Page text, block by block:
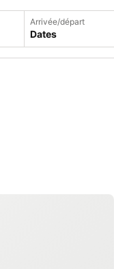
Arrivée/départ
Dates